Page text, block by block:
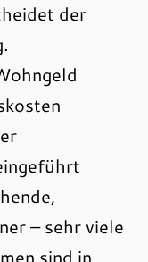
der
– sehr viele
sind in